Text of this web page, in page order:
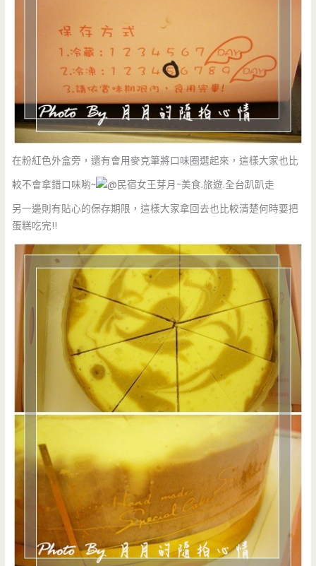
在粉紅色外盒旁，還有會用麥克筆將口味圈選起來，這樣大家也比
較不會拿錯口味喲~
另一邊則有貼心的保存期限，這樣大家拿回去也比較清楚何時要把
蛋糕吃完!!